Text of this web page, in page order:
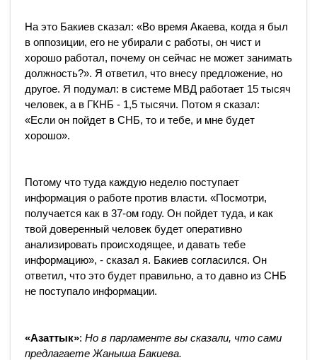
На это Бакиев сказал: «Во время Акаева, когда я был
в оппозиции, его не убирали с работы, он чист и
хорошо работал, почему он сейчас не может занимать
должность?». Я ответил, что внесу предложение, но
другое. Я подумал: в системе МВД работает 15 тысяч
человек, а в ГКНБ - 1,5 тысячи. Потом я сказал:
«Если он пойдет в СНБ, то и тебе, и мне будет
хорошо».
Потому что туда каждую неделю поступает
информация о работе против власти. «Посмотри,
получается как в 37-ом году. Он пойдет туда, и как
твой доверенный человек будет оперативно
анализировать происходящее, и давать тебе
информацию», - сказал я. Бакиев согласился. Он
ответил, что это будет правильно, а то давно из СНБ
не поступало информации.
«Азаттык»: Но в парламенте вы сказали, что сами
предлагаете Жаныша Бакиева.